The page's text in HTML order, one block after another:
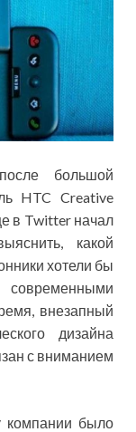
большой
HTC Creative
в Twitter начал
какой
хотели бы
внезапный
дизайна
с вниманием
компании было